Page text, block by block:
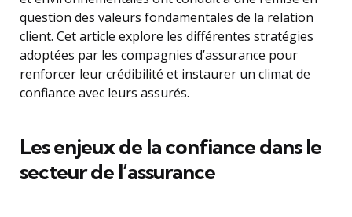
question des valeurs fondamentales de la relation
client. Cet article explore les différentes stratégies
adoptées par les compagnies d’assurance pour
renforcer leur crédibilité et instaurer un climat de
confiance avec leurs assurés.
Les enjeux de la confiance dans le
secteur de l’assurance